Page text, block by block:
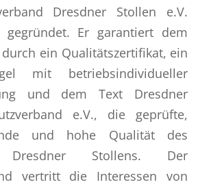
Dresdner Stollen e.V.
gegründet. Er garantiert dem
ein Qualitätszertifikat, ein
mit betriebsindividueller
und dem Text Dresdner
e.V., die geprüfte,
und hohe Qualität des
Dresdner Stollens. Der
vertritt die Interessen von